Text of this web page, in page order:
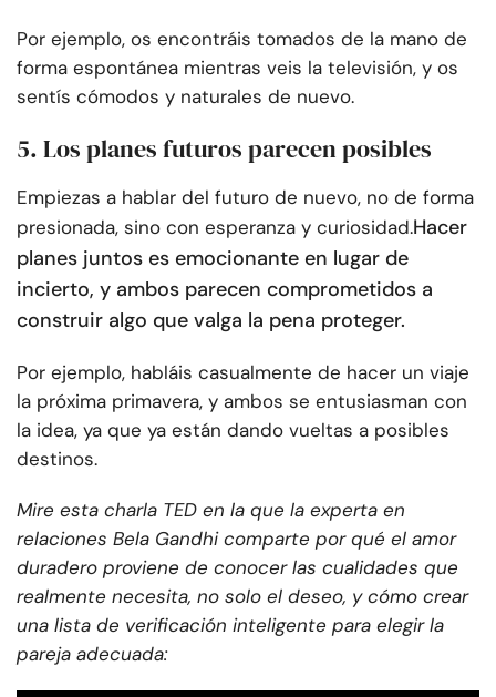
Por ejemplo, os encontráis tomados de la mano de
forma espontánea mientras veis la televisión, y os
sentís cómodos y naturales de nuevo.
5. Los planes futuros parecen posibles
Empiezas a hablar del futuro de nuevo, no de forma
presionada, sino con esperanza y curiosidad.Hacer
planes juntos es emocionante en lugar de
incierto, y ambos parecen comprometidos a
construir algo que valga la pena proteger.
Por ejemplo, habláis casualmente de hacer un viaje
la próxima primavera, y ambos se entusiasman con
la idea, ya que ya están dando vueltas a posibles
destinos.
Mire esta charla TED en la que la experta en
relaciones Bela Gandhi comparte por qué el amor
duradero proviene de conocer las cualidades que
realmente necesita, no solo el deseo, y cómo crear
una lista de verificación inteligente para elegir la
pareja adecuada: